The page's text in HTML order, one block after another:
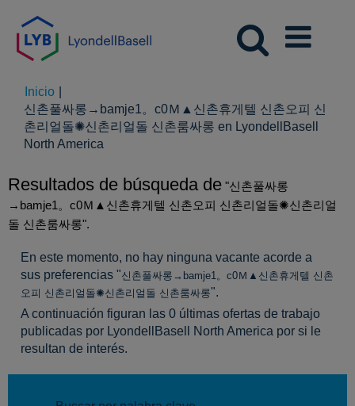
Inicio
신촌풀싸롱→bamje1。c0Ｍ▲신촌휴게텔 신촌오피 신
촌리얼돌✺신촌리얼돌 신촌룸싸롱 en LyondellBasell
North America
Resultados de búsqueda de "신촌풀싸롱
→bamje1。c0Ｍ▲신촌휴게텔 신촌오피 신촌리얼돌✺신촌리얼
돌 신촌룸싸롱".
En este momento, no hay ninguna vacante acorde a
sus preferencias "신촌풀싸롱→bamje1。c0Ｍ▲신촌휴게텔 신촌
오피 신촌리얼돌✺신촌리얼돌 신촌룸싸롱".
A continuación figuran las 0 últimas ofertas de trabajo
publicadas por LyondellBasell North America por si le
resultan de interés.